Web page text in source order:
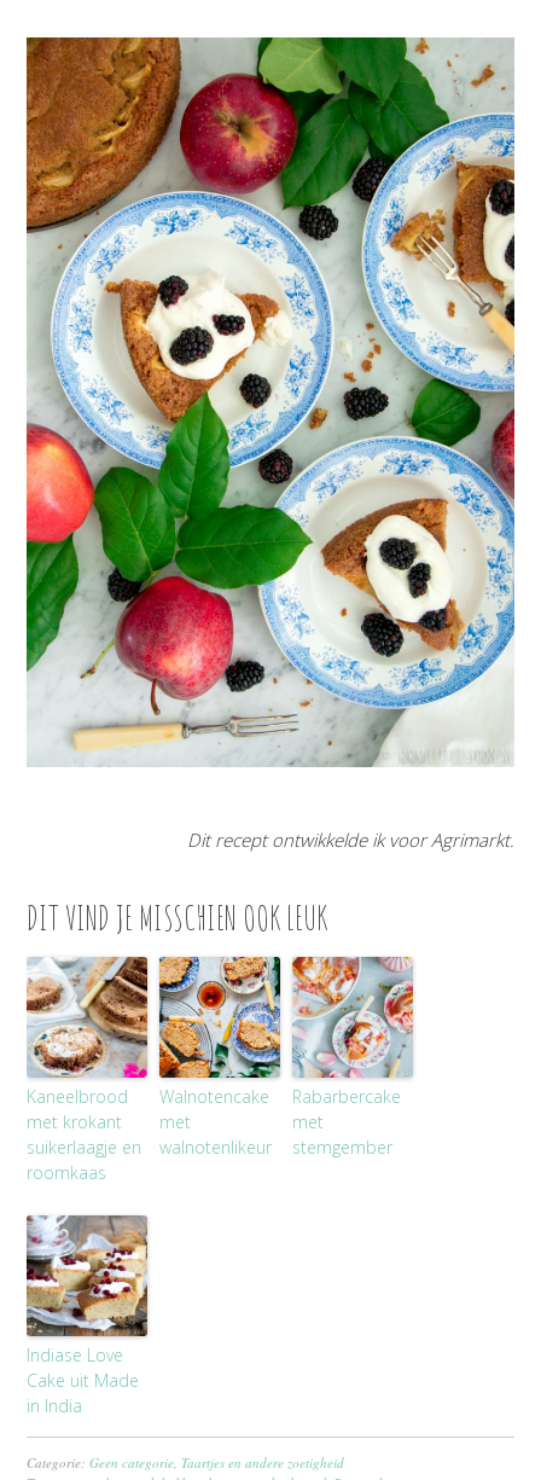
Dit recept ontwikkelde ik voor Agrimarkt.
DIT VIND JE MISSCHIEN OOK LEUK
Kaneelbrood
met krokant
suikerlaagje en
roomkaas
Walnotencake
met
walnotenlikeur
Rabarbercake
met
stemgember
Indiase Love
Cake uit Made
in India
Categorie:Geen categorie,Taartjes en andere zoetigheid